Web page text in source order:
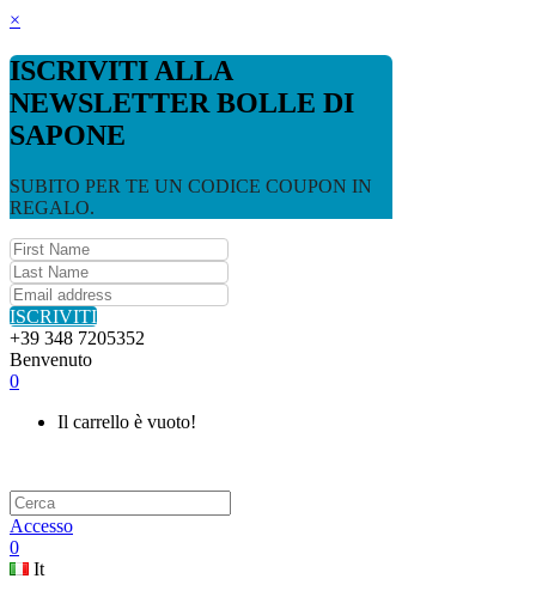
×
ISCRIVITI ALLA
NEWSLETTER BOLLE DI
SAPONE
SUBITO PER TE UN CODICE COUPON IN
REGALO.
ISCRIVITI
+39 348 7205352
Benvenuto
0
Il carrello è vuoto!
Accesso
0
It